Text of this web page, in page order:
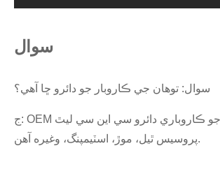
سوال
سوال: توهان جي ڪاروبار جو دائرو ڇا آهي؟
ج: OEM سروس. اسان جو ڪاروباري دائرو سي اين سي ليٿ
پروسيس ٿيل، موڙ، اسٽيمپنگ، وغيره آهن.